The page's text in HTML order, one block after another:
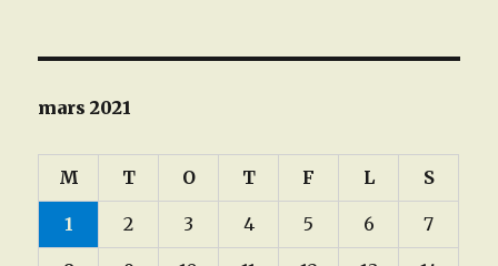
mars 2021
M T O T F L S
1 2 3 4 5 6 7